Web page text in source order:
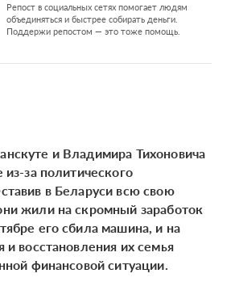
Репост в социальных сетях помогает людям
объединяться и быстрее собирать деньги.
Поддержи репостом — это тоже помощь.
и Владимира Тихоновича
за политического
в Беларуси всю свою
жили на скромный заработок
его сбила машина, и на
и восстановления их семья
финансовой ситуации.